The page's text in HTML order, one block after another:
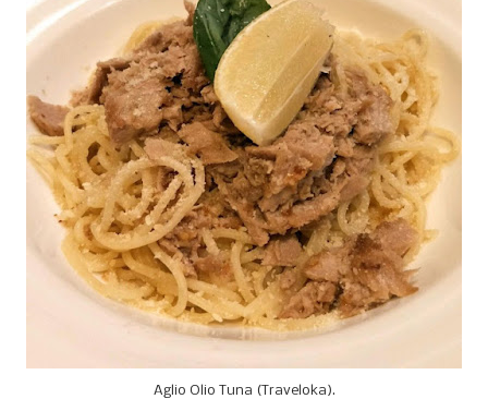
Aglio Olio Tuna (Traveloka).